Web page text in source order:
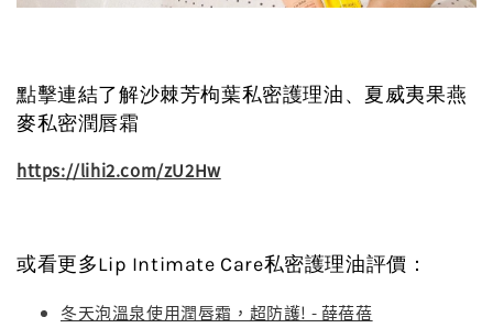
點擊連結了解沙棘芳枸葉私密護理油、夏威夷果燕
麥私密潤唇霜
https://lihi2.com/zU2Hw
或看更多Lip Intimate Care私密護理油評價：
冬天泡溫泉使用潤唇霜，超防護! - 薛蓓蓓